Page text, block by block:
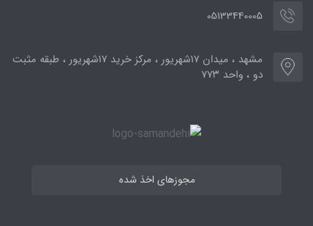
05133440005
مشهد ، میدان ۱۷شهریور ، مرکز خرید ۱۷شهریور ، طبقه مثبت
دو ، واحد ۷۷۳
مجوزهای اخذ شده